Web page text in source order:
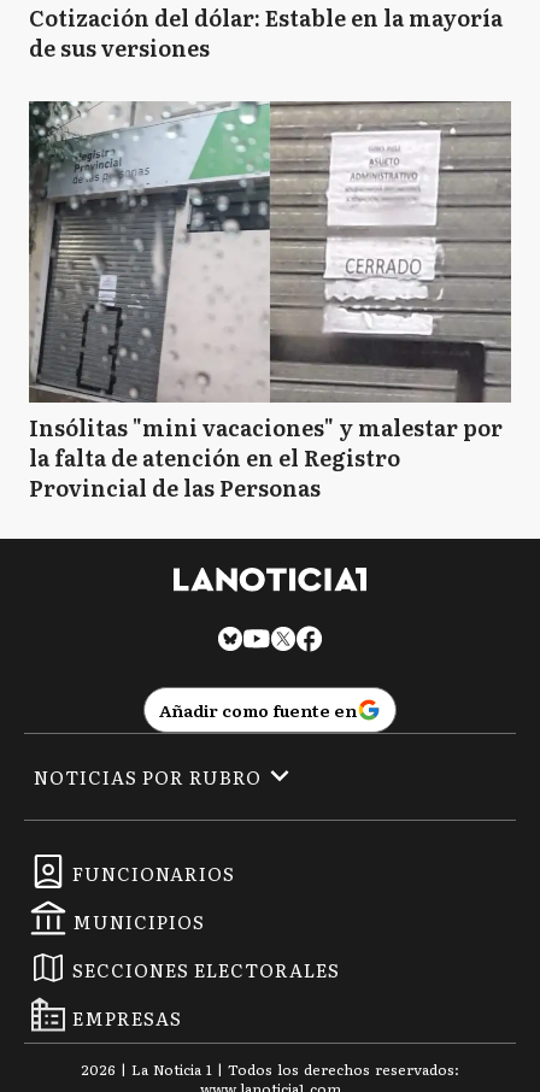
Cotización del dólar: Estable en la mayoría
de sus versiones
Insólitas "mini vacaciones" y malestar por
la falta de atención en el Registro
Provincial de las Personas
Añadir como fuente en
FUNCIONARIOS
MUNICIPIOS
SECCIONES ELECTORALES
EMPRESAS
NOTICIAS POR RUBRO
2026 | La Noticia 1 | Todos los derechos reservados: